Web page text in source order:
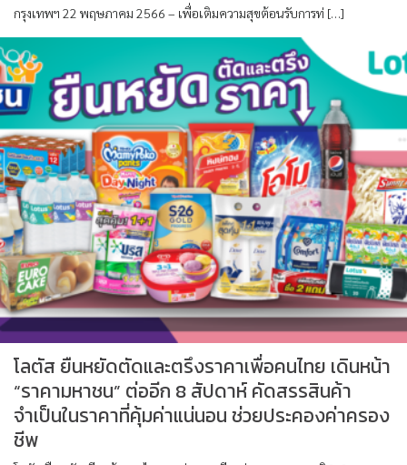
กรุงเทพฯ 22 พฤษภาคม 2566 – เพื่อเติมความสุขต้อนรับการท่ […]
โลตัส ยืนหยัดตัดและตรึงราคาเพื่อคนไทย เดินหน้า
“ราคามหาชน” ต่ออีก 8 สัปดาห์ คัดสรรสินค้า
จำเป็นในราคาที่คุ้มค่าแน่นอน ช่วยประคองค่าครอง
ชีพ